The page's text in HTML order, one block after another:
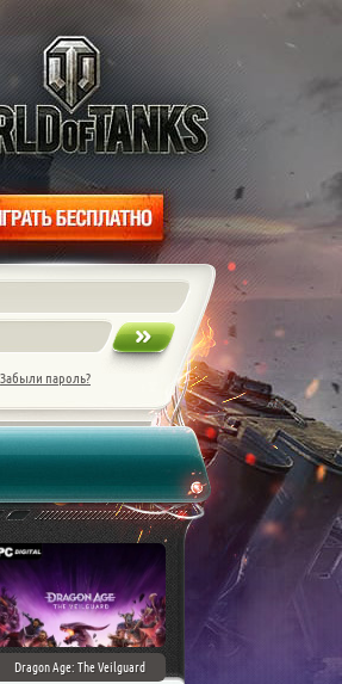
Забыли пароль?
Dragon Age: The Veilguard